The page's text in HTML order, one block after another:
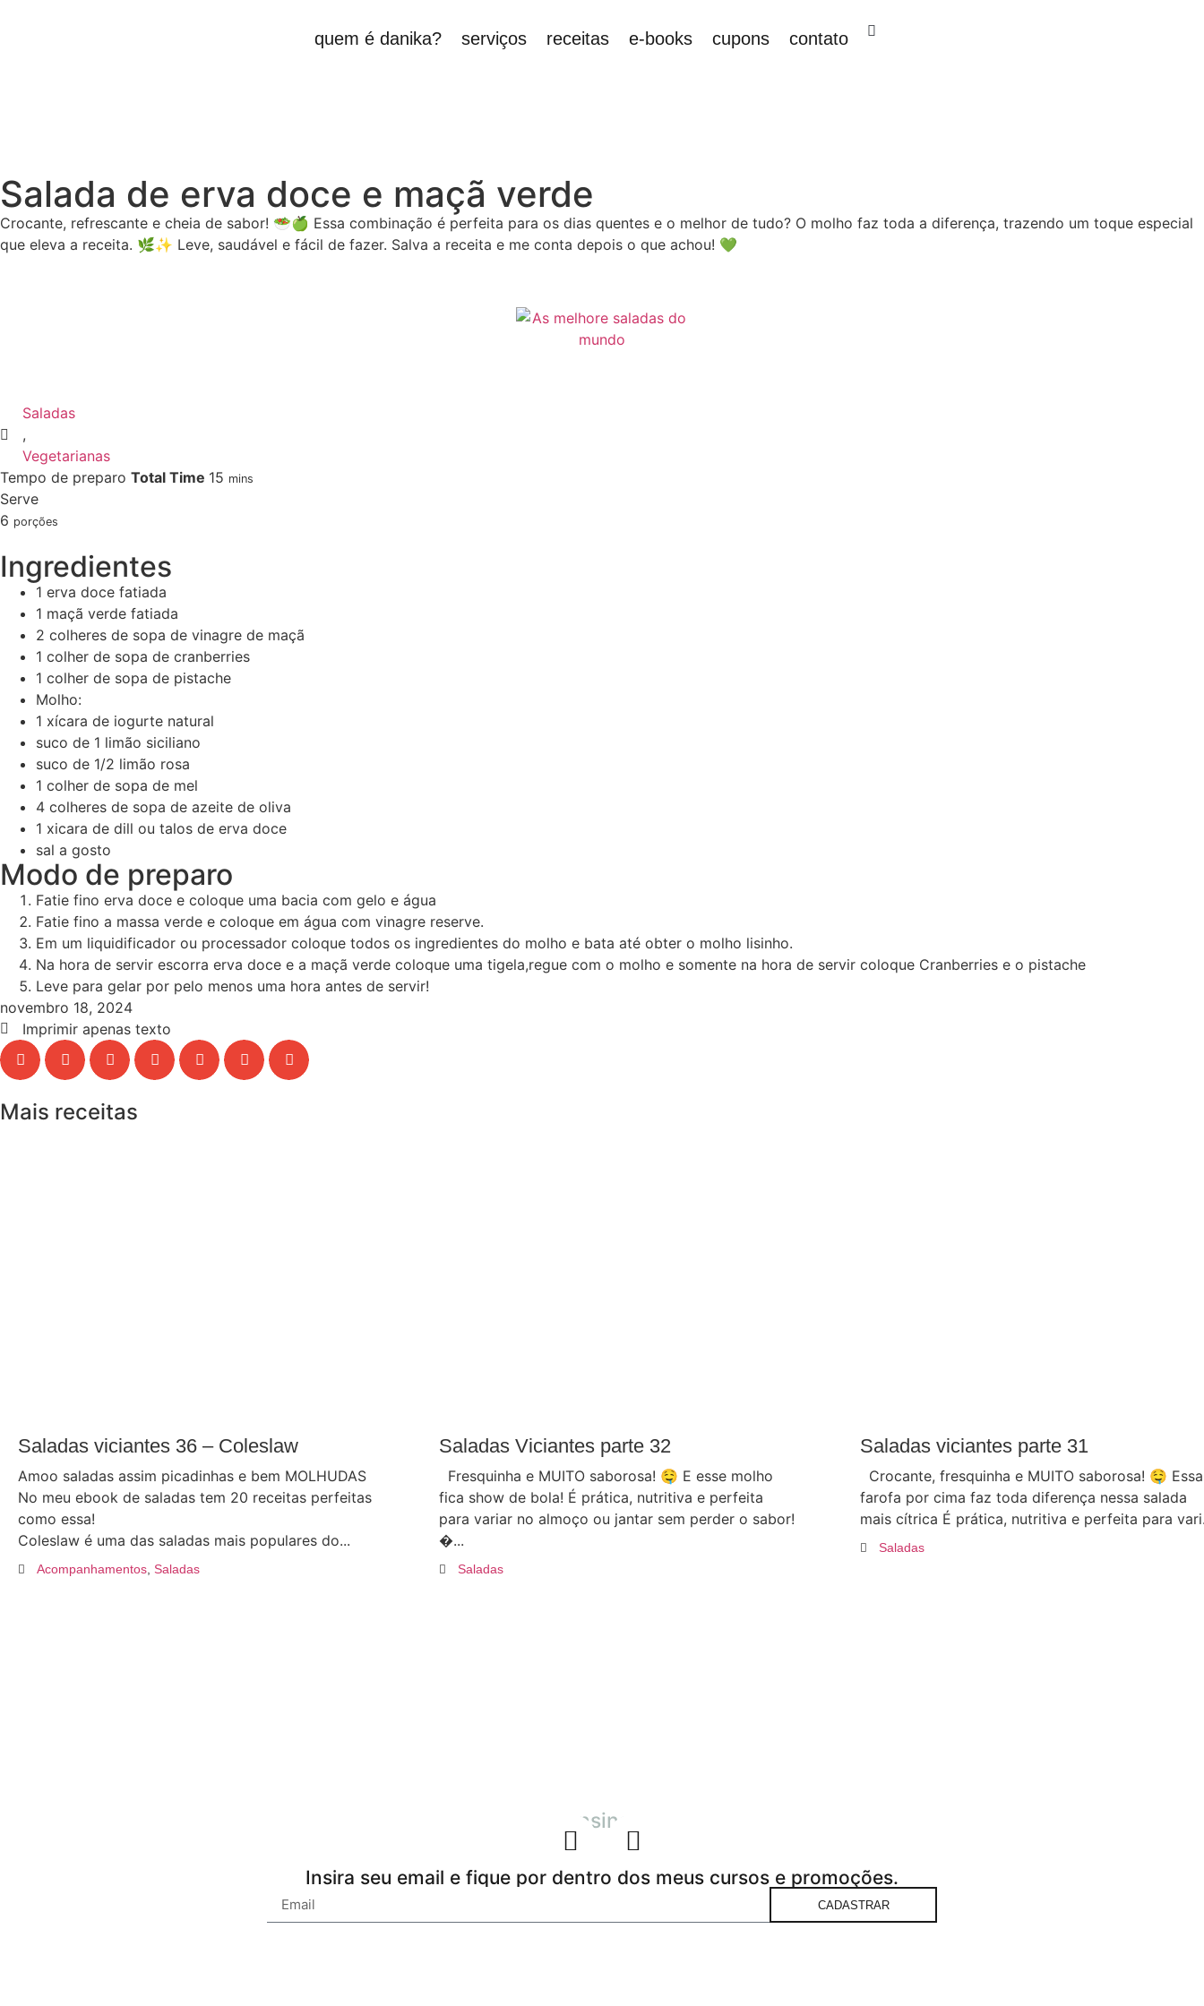
quem é danika? serviços receitas e-books cupons contato
Salada de erva doce e maçã verde
Crocante, refrescante e cheia de sabor! 🥗🍏 Essa combinação é perfeita para os dias quentes e o melhor de tudo? O molho faz toda a diferença, trazendo um toque especial
que eleva a receita. 🌿✨ Leve, saudável e fácil de fazer. Salva a receita e me conta depois o que achou! 💚
Saladas
,
Vegetarianas
Tempo de preparo Total Time 15 mins
Serve
6 porções
Ingredientes
1 erva doce fatiada
1 maçã verde fatiada
2 colheres de sopa de vinagre de maçã
1 colher de sopa de cranberries
1 colher de sopa de pistache
Molho:
1 xícara de iogurte natural
suco de 1 limão siciliano
suco de 1/2 limão rosa
1 colher de sopa de mel
4 colheres de sopa de azeite de oliva
1 xicara de dill ou talos de erva doce
sal a gosto
Modo de preparo
Fatie fino erva doce e coloque uma bacia com gelo e água
Fatie fino a massa verde e coloque em água com vinagre reserve.
Em um liquidificador ou processador coloque todos os ingredientes do molho e bata até obter o molho lisinho.
Na hora de servir escorra erva doce e a maçã verde coloque uma tigela,regue com o molho e somente na hora de servir coloque Cranberries e o pistache
Leve para gelar por pelo menos uma hora antes de servir!
novembro 18, 2024
Imprimir apenas texto
Mais receitas
Saladas viciantes 36 – Coleslaw
Amoo saladas assim picadinhas e bem MOLHUDAS
No meu ebook de saladas tem 20 receitas perfeitas
como essa!
Coleslaw é uma das saladas mais populares do...
Acompanhamentos ,Saladas
Saladas Viciantes parte 32
Fresquinha e MUITO saborosa! 🤤 E esse molho
fica show de bola! É prática, nutritiva e perfeita
para variar no almoço ou jantar sem perder o sabor!
...
Saladas
Saladas viciantes parte 31
Crocante, fresquinha e MUITO saborosa! 🤤 Essa
farofa por cima faz toda diferença nessa salada
mais cítrica É prática, nutritiva e perfeita para
Saladas
ensinar
Insira seu email e fique por dentro dos meus cursos e promoções.
CADASTRAR